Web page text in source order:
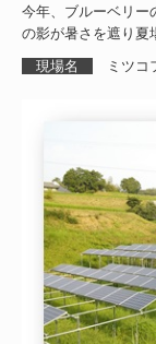
今年、ブルーベリー
の影が暑さを遮り夏
現場名
ミツコ